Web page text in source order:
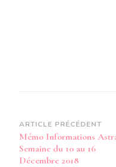
Navigation
d’article
ARTICLE PRÉCÉDENT
Mémo Informations
Semaine du 10 au 16
Décembre 2018